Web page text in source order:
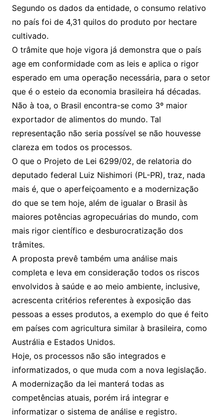
Segundo os dados da entidade, o consumo relativo
no país foi de 4,31 quilos do produto por hectare
cultivado.
O trâmite que hoje vigora já demonstra que o país
age em conformidade com as leis e aplica o rigor
esperado em uma operação necessária, para o setor
que é o esteio da economia brasileira há décadas.
Não à toa, o Brasil encontra-se como 3º maior
exportador de alimentos do mundo. Tal
representação não seria possível se não houvesse
clareza em todos os processos.
O que o Projeto de Lei 6299/02, de relatoria do
deputado federal Luiz Nishimori (PL-PR), traz, nada
mais é, que o aperfeiçoamento e a modernização
do que se tem hoje, além de igualar o Brasil às
maiores potências agropecuárias do mundo, com
mais rigor científico e desburocratização dos
trâmites.
A proposta prevê também uma análise mais
completa e leva em consideração todos os riscos
envolvidos à saúde e ao meio ambiente, inclusive,
acrescenta critérios referentes à exposição das
pessoas a esses produtos, a exemplo do que é feito
em países com agricultura similar à brasileira, como
Austrália e Estados Unidos.
Hoje, os processos não são integrados e
informatizados, o que muda com a nova legislação.
A modernização da lei manterá todas as
competências atuais, porém irá integrar e
informatizar o sistema de análise e registro.